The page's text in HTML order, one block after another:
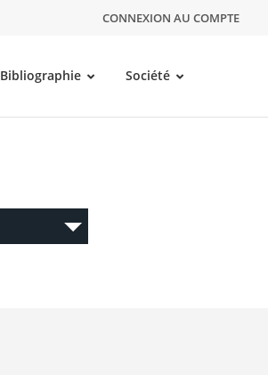
CONNEXION AU COMPTE
Bibliographie Société